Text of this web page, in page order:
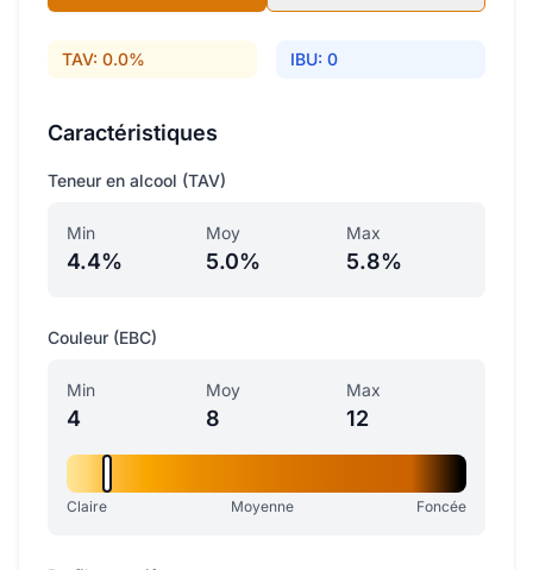
TAV: 0.0% IBU: 0
Caractéristiques
Teneur en alcool (TAV)
Min
4.4%
Moy
5.0%
Max
5.8%
Couleur (EBC)
Min
4
Moy
8
Max
12
Claire Moyenne Foncée